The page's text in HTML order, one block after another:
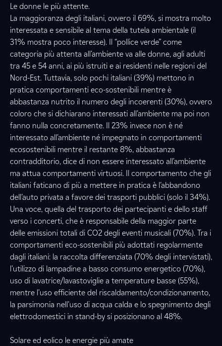
Le donne le più attente.
La maggioranza degli italiani, ovvero il 69%, si mostra molto
interessata e sensibile al tema della tutela ambientale (il
31% mostra poco interesse). Il “pollice verde” come
categoria più attenta all’ambiente va alle donne, agli adulti
tra 45 e 54 anni, ai più istruiti e ai residenti nelle regioni del
Nord-Est. Tuttavia, solo pochi italiani (39%) mettono in
pratica comportamenti eco-sostenibili mentre è
abbastanza nutrito il numero degli incoerenti (30%), ovvero
coloro che si dichiarano interessati all’ambiente ma poi non
fanno nulla concretamente. Il 23% invece non è né
interessato all’ambiente né impegnato in comportamenti
ecosostenibili mentre il restante 8%, abbastanza
contradditorio, dice di non essere interessato all’ambiente
ma attua comportamenti virtuosi. Il comportamento che gli
italiani faticano di più a mettere in pratica è l’abbandono
dell’auto privata a favore dei trasporti pubblici (solo il 34%).
Una voce, quella del trasporto dei partecipanti e dello staff
verso i concerti, che è responsabile della maggior parte
delle emissioni totali di CO2 degli eventi musicali (70%). Tra i
comportamenti eco-sostenibili più adottati regolarmente
dagli italiani: la raccolta differenziata (70% degli intervistati),
l’utilizzo di lampadine a basso consumo energetico (70%),
uso di lavatrice/lavastoviglie a temperature basse (55%),
mentre l’uso efficiente del riscaldamento/condizionamento,
la parsimonia nell’uso di acqua calda e lo spegnimento degli
elettrodomestici in stand-by si posizionano al 48%.
Solare ed eolico le energie più amate